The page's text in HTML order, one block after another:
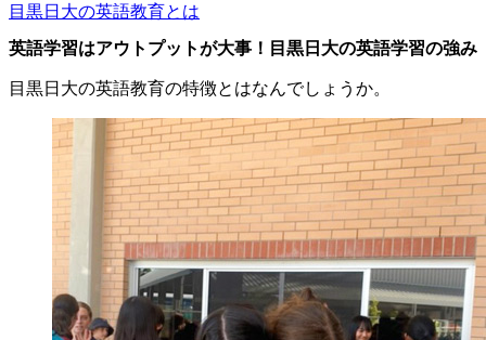
目黒日大の英語教育とは
英語学習はアウトプットが大事！目黒日大の英語学習の強み
目黒日大の英語教育の特徴とはなんでしょうか。